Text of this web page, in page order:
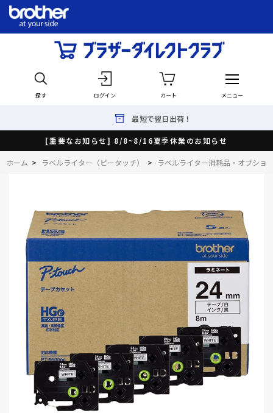
探す ログイン カート メニュー
最短で翌日出荷！
[重要なお知らせ] 8/8~8/16夏季休業のお知らせ
ホーム > ラベルライター（ピータッチ） > ラベルライター消耗品・オプショ